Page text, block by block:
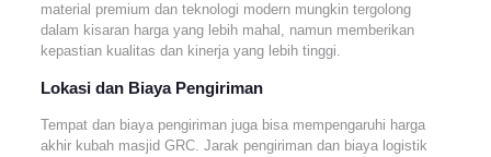
material premium dan teknologi modern mungkin tergolong
dalam kisaran harga yang lebih mahal, namun memberikan
kepastian kualitas dan kinerja yang lebih tinggi.
Lokasi dan Biaya Pengiriman
Tempat dan biaya pengiriman juga bisa mempengaruhi harga
akhir kubah masjid GRC. Jarak pengiriman dan biaya logistik